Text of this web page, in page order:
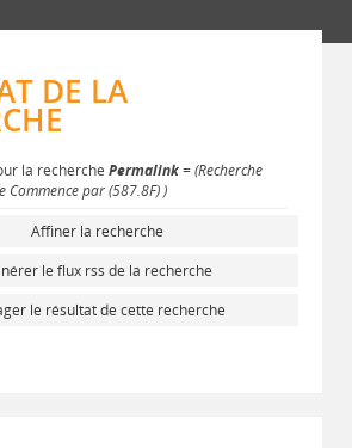
DE LA
la recherche Permalink= (Recherche
Commence par (587.8F) )
Affiner la recherche
le flux rss de la recherche
le résultat de cette recherche